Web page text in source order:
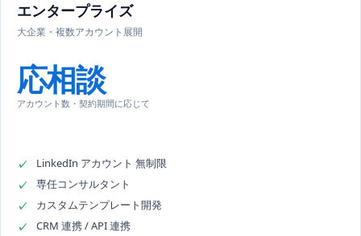
エンタープライズ
大企業・複数アカウント展開
応相談
アカウント数・契約期間に応じて
✓
LinkedIn アカウント 無制限
✓
専任コンサルタント
✓
カスタムテンプレート開発
✓
CRM 連携 / API 連携